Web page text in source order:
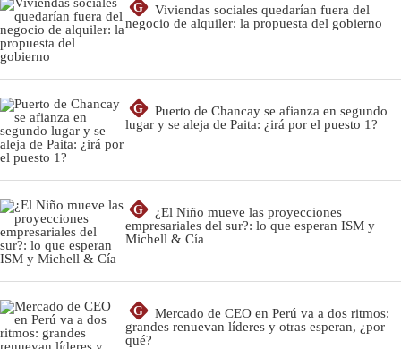
G
Viviendas sociales quedarían fuera del
negocio de alquiler: la propuesta del gobierno
G
Puerto de Chancay se afianza en segundo
lugar y se aleja de Paita: ¿irá por el puesto 1?
G
¿El Niño mueve las proyecciones
empresariales del sur?: lo que esperan ISM y
Michell & Cía
G
Mercado de CEO en Perú va a dos ritmos:
grandes renuevan líderes y otras esperan, ¿por
qué?